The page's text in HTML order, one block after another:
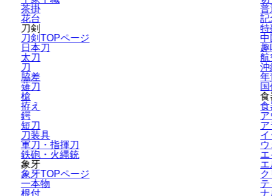
茶掛
花台
刀剣
刀剣TOPページ
日本刀
太刀
刀
脇差
薙刀
槍
拵え
鍔
短刀
刀装具
軍刀・指揮刀
鉄砲・火縄銃
象牙
象牙TOPページ
一本物
根付
普
記
特
中
趣
航
沖
年
食
食
ア
ア
イ
エ
エ
テ
ナ